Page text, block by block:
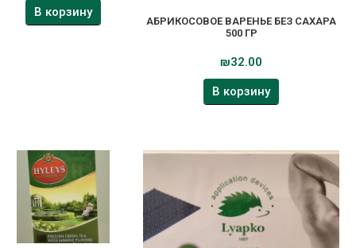
В корзину
АБРИКОСОВОЕ ВАРЕНЬЕ БЕЗ САХАРА
500 ГР
₪32.00
В корзину